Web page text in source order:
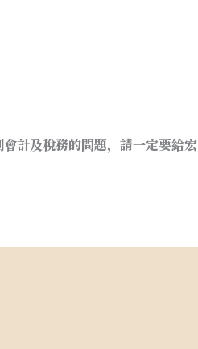
計及稅務的問題，請一定要給宏